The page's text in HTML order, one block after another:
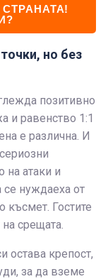
но без
позитивно
и равенство 1:1
е различна. И
на атаки и
нуждаеха от
Гостите
срещата.
остава крепост,
за да вземе